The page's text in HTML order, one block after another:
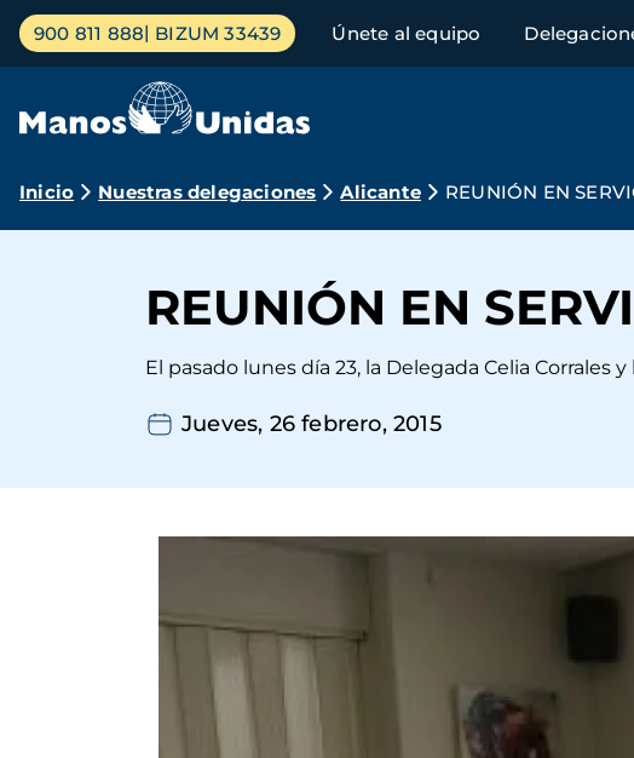
Pasar
contenido
Menú
principal
900 811 888 BIZUM 33439 Únete al equipo
Ruta
navegación
Inicio Nuestras delegaciones Alicante REUNIÓN EN
REUNIÓN EN
El pasado lunes día 23, la Delegada Celia Corrales
Jueves, 26 febrero, 2015